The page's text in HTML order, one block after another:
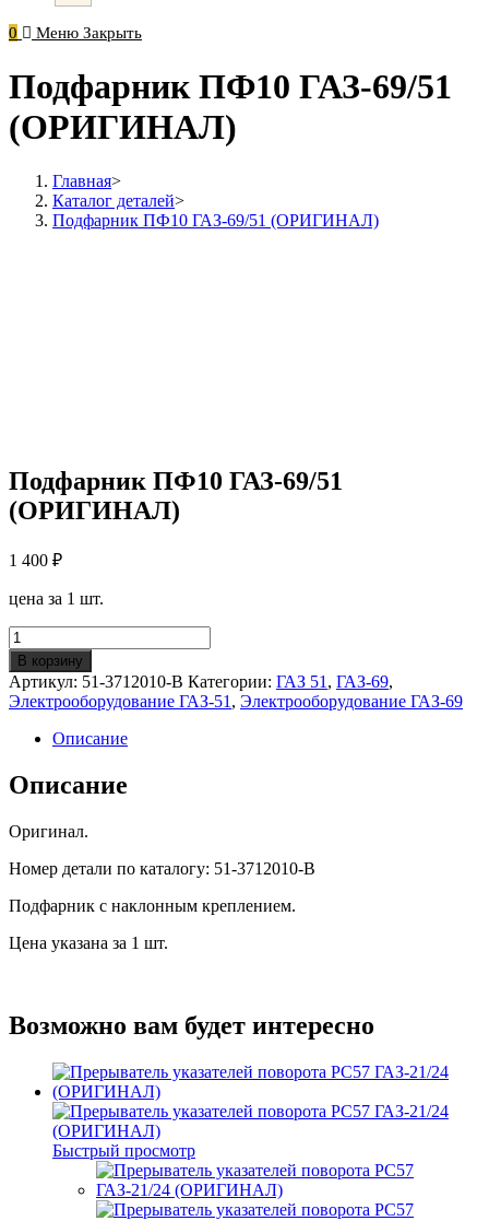
0 Меню Закрыть
Подфарник ПФ10 ГАЗ-69/51
(ОРИГИНАЛ)
Главная>
Каталог деталей>
Подфарник ПФ10 ГАЗ-69/51 (ОРИГИНАЛ)
Подфарник ПФ10 ГАЗ-69/51
(ОРИГИНАЛ)
1 400 ₽
цена за 1 шт.
Количество
Подфарник
ПФ10
ГАЗ-69/51
(ОРИГИНАЛ)
В корзину
Артикул: 51-3712010-В Категории: ГАЗ 51 , ГАЗ-69,
Электрооборудование ГАЗ-51 , Электрооборудование ГАЗ-69
Описание
Описание
Оригинал.
Номер детали по каталогу: 51-3712010-В
Подфарник с наклонным креплением.
Цена указана за 1 шт.
Возможно вам будет интересно
Быстрый просмотр